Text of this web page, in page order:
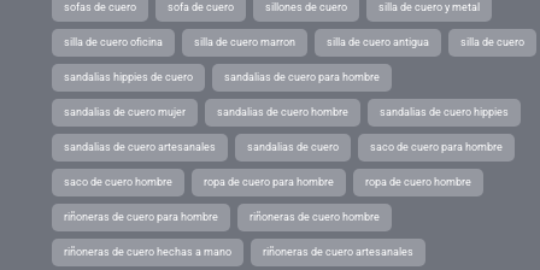
sofas de cuero sofa de cuero sillones de cuero silla de cuero y metal
silla de cuero oficina silla de cuero marron silla de cuero antigua silla de cuero
sandalias hippies de cuero sandalias de cuero para hombre
sandalias de cuero mujer sandalias de cuero hombre sandalias de cuero hippies
sandalias de cuero artesanales sandalias de cuero saco de cuero para hombre
saco de cuero hombre ropa de cuero para hombre ropa de cuero hombre
riñoneras de cuero para hombre riñoneras de cuero hombre
riñoneras de cuero hechas a mano riñoneras de cuero artesanales